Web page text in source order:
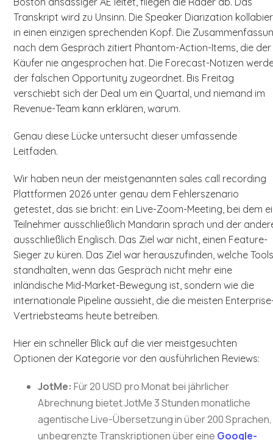
Transkript wird zu Unsinn. Die Speaker Diarization
in einen einzigen sprechenden Kopf. Die
nach dem Gespräch zitiert Phantom-Action-Items, die der
Käufer nie angesprochen hat. Die Forecast-Notizen
der falschen Opportunity zugeordnet. Bis Freitag
verschiebt sich der Deal um ein Quartal, und niemand im
Revenue-Team kann erklären, warum.
Genau diese Lücke untersucht dieser umfassende
Leitfaden.
Wir haben neun der meistgenannten sales call recording
Plattformen 2026 unter genau dem Fehlerszenario
getestet, das sie bricht: ein Live-Zoom-Meeting, bei dem
Teilnehmer ausschließlich Mandarin sprach und der
ausschließlich Englisch. Das Ziel war nicht, einen Feature-
Sieger zu küren. Das Ziel war herauszufinden, welche
standhalten, wenn das Gespräch nicht mehr eine
inländische Mid-Market-Bewegung ist, sondern wie die
internationale Pipeline aussieht, die die meisten
Vertriebsteams heute betreiben.
Hier ein schneller Blick auf die vier meistgesuchten
Optionen der Kategorie vor den ausführlichen Reviews:
JotMe: Für 20 USD pro Monat bei jährlicher
Abrechnung bietet JotMe 3 Stunden monatliche
agentische Live-Übersetzung in über 200 Sprachen,
unbegrenzte Transkriptionen über eine Google-